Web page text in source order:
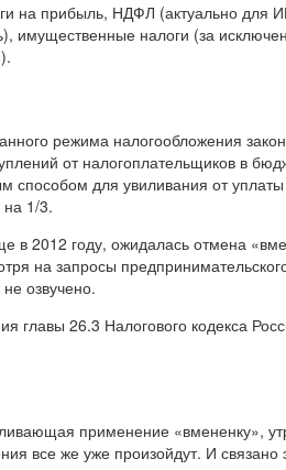
на прибыль, НДФЛ (актуально для
имущественные налоги (за
режима налогообложения
от налогоплательщиков в
способом для увиливания от
на 1/3.
в 2012 году, ожидалась отмена
на запросы
озвучено.
главы 26.3 Налогового кодекса
применение «вмененку»,
все же уже произойдут. И связано